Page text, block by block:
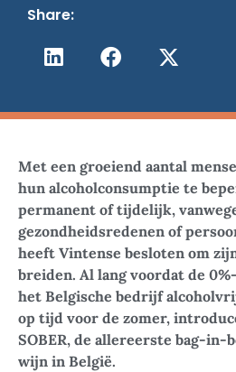
Share:
Met een groeiend aantal
hun alcoholconsumptie te
permanent of tijdelijk,
gezondheidsredenen of
heeft Vintense besloten om
breiden. Al lang voordat de
het Belgische bedrijf
op tijd voor de zomer,
SOBER, de allereerste bag-in-
wijn in België.